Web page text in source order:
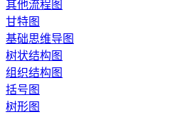
其他流程图
甘特图
基础思维导图
树状结构图
组织结构图
括号图
树形图